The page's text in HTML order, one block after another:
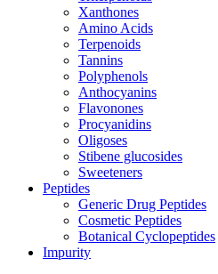
Xanthones
Amino Acids
Terpenoids
Tannins
Polyphenols
Anthocyanins
Flavonones
Procyanidins
Oligoses
Stibene glucosides
Sweeteners
Peptides
Generic Drug Peptides
Cosmetic Peptides
Botanical Cyclopeptides
Impurity